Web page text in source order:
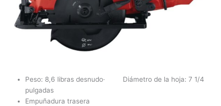
Peso: 8,6 libras desnudo· Diámetro de la hoja: 7 1/4
pulgadas
Empuñadura trasera